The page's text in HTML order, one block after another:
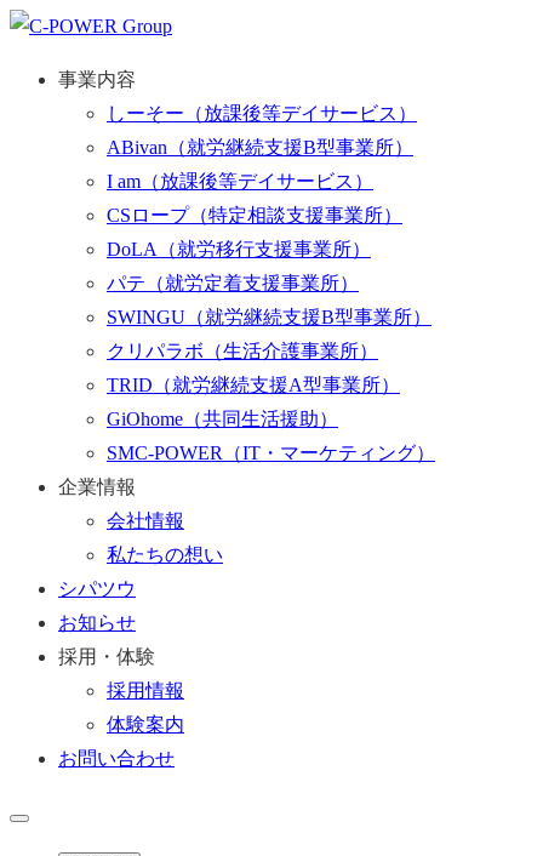
事業内容
しーそー （放課後等デイサービス）
ABivan （就労継続支援B型事業所）
I am （放課後等デイサービス）
CSロープ（特定相談支援事業所）
DoLA
（就労移行支援事業所）
パテ （就労定着支援事業所）
SWINGU （就労継続支援B型事業所）
クリパラボ （生活介護事業所）
TRID （就労継続支援A型事業所）
GiOhome （共同生活援助）
SMC-POWER
（IT・マーケティング）
企業情報
会社情報
私たちの想い
シパツウ
お知らせ
採用・体験
採用情報
体験案内
お問い合わせ